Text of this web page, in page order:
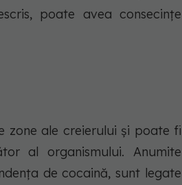
poate avea consecințe
zone ale creierului și poate fi
al organismului. Anumite
de cocaină, sunt legate